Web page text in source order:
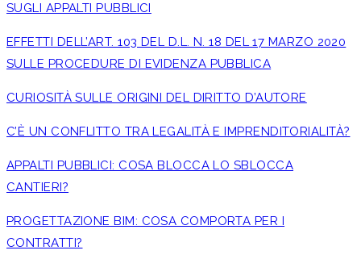
SUGLI APPALTI PUBBLICI
EFFETTI DELL’ART. 103 DEL D.L. N. 18 DEL 17 MARZO 2020
SULLE PROCEDURE DI EVIDENZA PUBBLICA
CURIOSITÀ SULLE ORIGINI DEL DIRITTO D’AUTORE
C’È UN CONFLITTO TRA LEGALITÀ E IMPRENDITORIALITÀ?
APPALTI PUBBLICI: COSA BLOCCA LO SBLOCCA
CANTIERI?
PROGETTAZIONE BIM: COSA COMPORTA PER I
CONTRATTI?